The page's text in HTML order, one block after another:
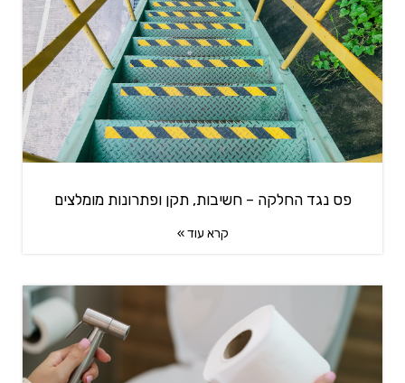
פס נגד החלקה – חשיבות, תקן ופתרונות מומלצים
קרא עוד »